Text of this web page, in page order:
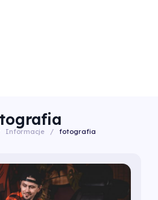
Informacje / fotografia